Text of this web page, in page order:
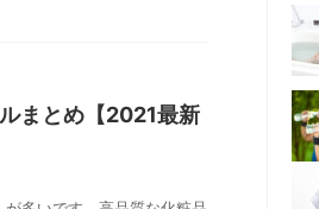
まとめ【2021最新